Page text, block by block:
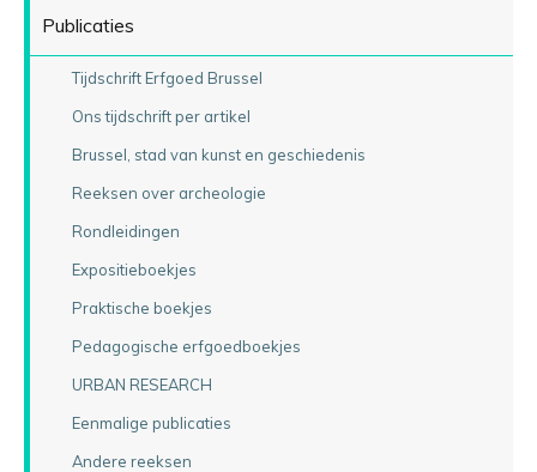
Publicaties
Tijdschrift Erfgoed Brussel
Ons tijdschrift per artikel
Brussel, stad van kunst en geschiedenis
Reeksen over archeologie
Rondleidingen
Expositieboekjes
Praktische boekjes
Pedagogische erfgoedboekjes
URBAN RESEARCH
Eenmalige publicaties
Andere reeksen